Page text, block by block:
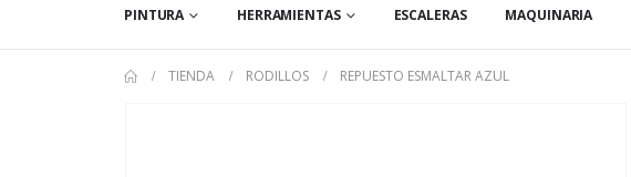
PINTURA HERRAMIENTAS ESCALERAS MAQUINARIA
TIENDA RODILLOS REPUESTO ESMALTAR AZUL